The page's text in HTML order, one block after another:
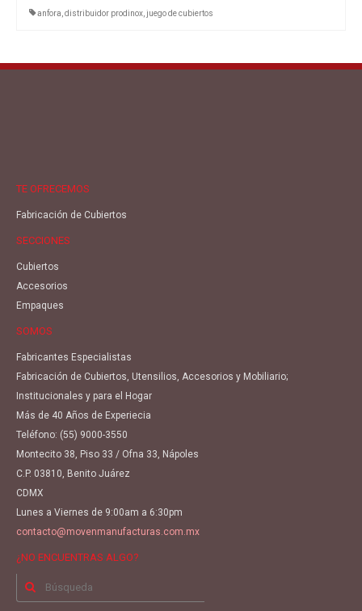
anfora distribuidor prodinox juego de cubiertos
TE OFRECEMOS
Fabricación de Cubiertos
SECCIONES
Cubiertos
Accesorios
Empaques
SOMOS
Fabricantes Especialistas
Fabricación de Cubiertos, Utensilios, Accesorios y Mobiliario;
Institucionales y para el Hogar
Más de 40 Años de Experiecia
Teléfono: (55) 9000-3550
Montecito 38, Piso 33 / Ofna 33, Nápoles
C.P. 03810, Benito Juárez
CDMX
Lunes a Viernes de 9:00am a 6:30pm
contacto@movenmanufacturas.com.mx
¿NO ENCUENTRAS ALGO?
Buscar